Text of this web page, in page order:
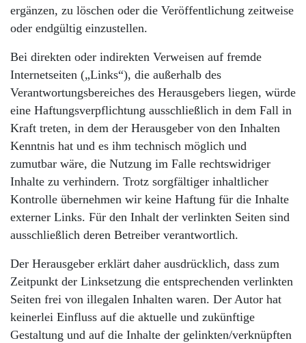
ergänzen, zu löschen oder die Veröffentlichung zeitweise
oder endgültig einzustellen.
Bei direkten oder indirekten Verweisen auf fremde
Internetseiten („Links“), die außerhalb des
Verantwortungsbereiches des Herausgebers liegen, würde
eine Haftungsverpflichtung ausschließlich in dem Fall in
Kraft treten, in dem der Herausgeber von den Inhalten
Kenntnis hat und es ihm technisch möglich und
zumutbar wäre, die Nutzung im Falle rechtswidriger
Inhalte zu verhindern. Trotz sorgfältiger inhaltlicher
Kontrolle übernehmen wir keine Haftung für die Inhalte
externer Links. Für den Inhalt der verlinkten Seiten sind
ausschließlich deren Betreiber verantwortlich.
Der Herausgeber erklärt daher ausdrücklich, dass zum
Zeitpunkt der Linksetzung die entsprechenden verlinkten
Seiten frei von illegalen Inhalten waren. Der Autor hat
keinerlei Einfluss auf die aktuelle und zukünftige
Gestaltung und auf die Inhalte der gelinkten/verknüpften